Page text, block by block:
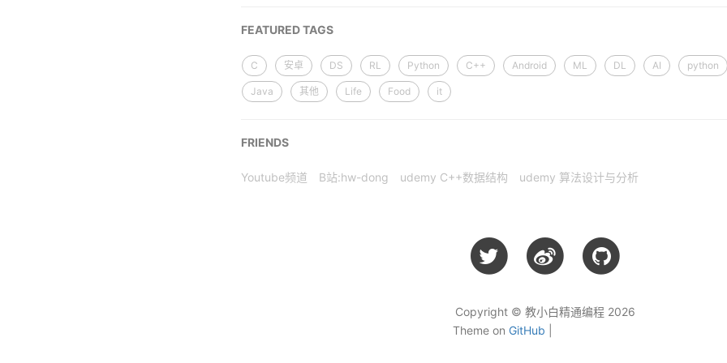
FEATURED TAGS
C 安卓 DS RL Python C++ Android ML DL AI python
Java 其他 Life Food it
FRIENDS
Youtube频道 B站:hw-dong udemy C++数据结构 udemy 算法设计与分析
Copyright © 教小白精通编程 2026
Theme on GitHub